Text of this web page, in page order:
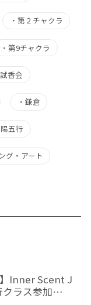
・ 第２チャクラ
・第9チャクラ
試香会
・ 鎌倉
五行
グ・アート
】Inner Scent J
クラス参加…